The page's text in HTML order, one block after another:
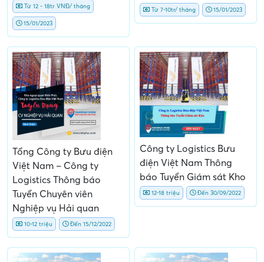
Từ 12 - 18tr VNĐ/ tháng
15/01/2023
Từ 7-10tr/ tháng 15/01/2023
Tổng Công ty Bưu điện
Việt Nam – Công ty
Logistics Thông báo
Tuyển Chuyên viên
Nghiệp vụ Hải quan
10-12 triệu Đến 15/12/2022
Công ty Logistics Bưu
điện Việt Nam Thông
báo Tuyển Giám sát Kho
12-18 triệu Đến 30/09/2022